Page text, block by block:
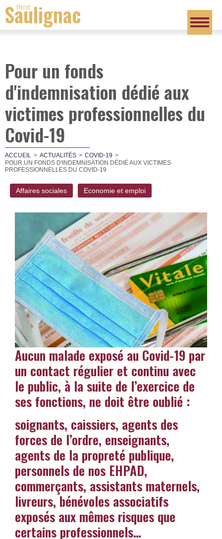
Hervé
Saulignac
Pour un fonds
d'indemnisation dédié aux
victimes professionnelles du
Covid-19
ACCUEIL ACTUALITÉS
COVID-19
POUR UN FONDS D'INDEMNISATION DÉDIÉ AUX VICTIMES
PROFESSIONNELLES DU COVID-19
Affaires sociales Economie et emploi
Aucun malade exposé au Covid-19 par
un contact régulier et continu avec
le public, à la suite de l’exercice de
ses fonctions, ne doit être oublié :
soignants, caissiers, agents des
forces de l’ordre, enseignants,
agents de la propreté publique,
personnels de nos EHPAD,
commerçants, assistants maternels,
livreurs, bénévoles associatifs
exposés aux mêmes risques que
certains professionnels…